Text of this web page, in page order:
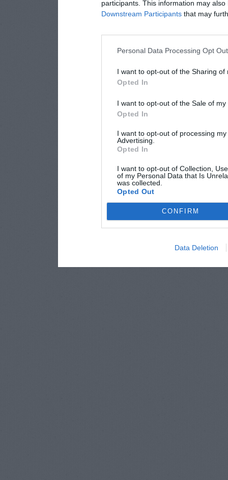
participants. This information may
Downstream Participants that may
Personal Data Processing Opt
I want to opt-out of the Sharing of
Opted In
I want to opt-out of the Sale of
Opted In
I want to opt-out of processing
Advertising.
Opted In
I want to opt-out of Collection,
of my Personal Data that Is
was collected.
Opted Out
CONFIRM
Data Deletion